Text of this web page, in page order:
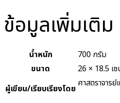
ข้อมูลเพิ่มเติม
น้ำหนัก
700 กรัม
ขนาด
26 × 18.5 เ
ผู้เขียน/เรียบเรียงโดย ศาสตราจาร